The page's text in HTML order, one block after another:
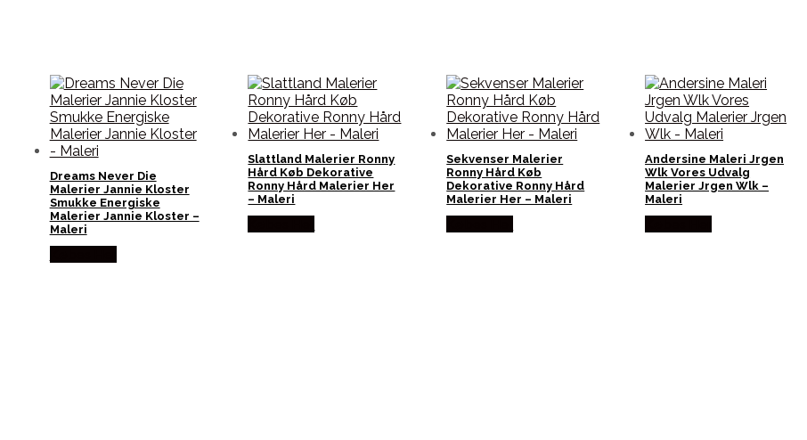
Dreams Never Die
Malerier Jannie Kloster
Smukke Energiske
Malerier Jannie Kloster –
Maleri
Slattland Malerier Ronny
Hård Køb Dekorative
Ronny Hård Malerier Her
– Maleri
Sekvenser Malerier
Ronny Hård Køb
Dekorative Ronny Hård
Malerier Her – Maleri
Andersine Maleri Jrgen
Wlk Vores Udvalg
Malerier Jrgen Wlk –
Maleri